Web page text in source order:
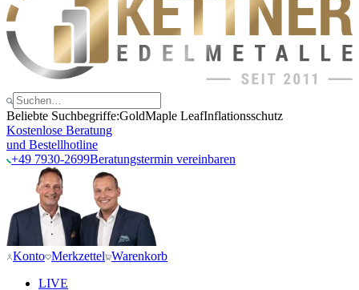
Beliebte Suchbegriffe:GoldMaple LeafInflationsschutz
Kostenlose Beratung
und Bestellhotline
+49 7930-2699Beratungstermin vereinbaren
Konto Merkzettel Warenkorb
LIVE